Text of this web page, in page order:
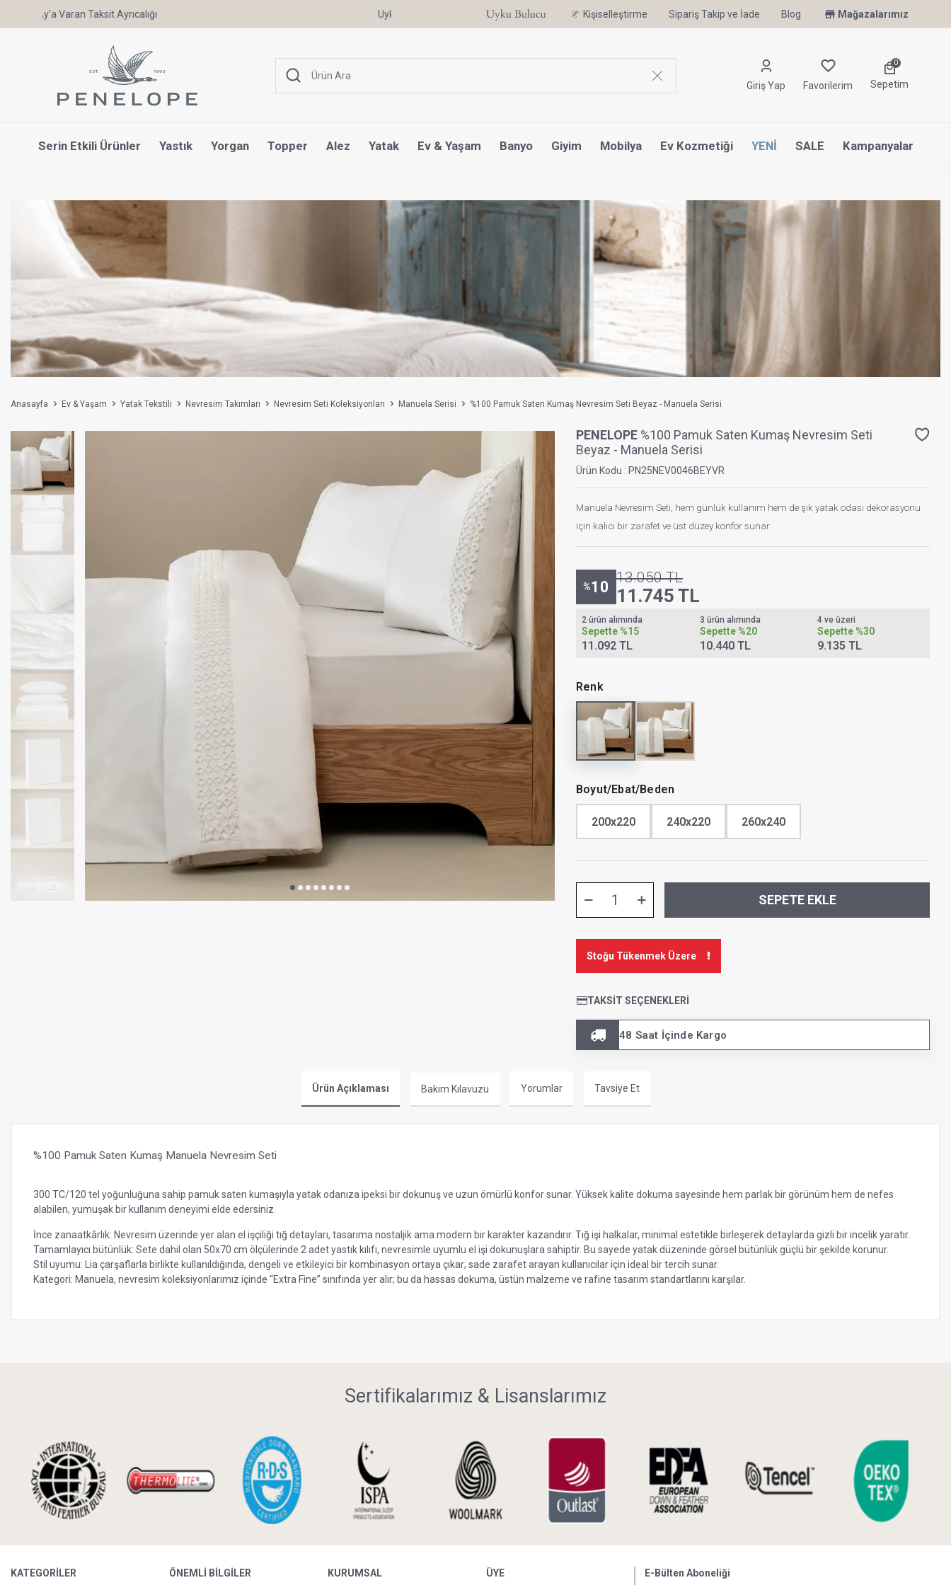
Uyku Uzmanı Othello Şimdi Penelope'de Kişiselleştirme Sipariş Takip ve İade Blog Mağazalarımız
Giriş Yap Favorilerim
0
Sepetim
Serin Etkili Ürünler Yastık Yorgan Topper Alez Yatak Ev & Yaşam Banyo Giyim Mobilya Ev Kozmetiği YENİ SALE Kampanyalar
Anasayfa Ev & Yaşam Yatak Tekstili Nevresim Takımları Nevresim Seti Koleksiyonları Manuela Serisi %100 Pamuk Saten Kumaş Nevresim Seti Beyaz - Manuela Serisi
PENELOPE %100 Pamuk Saten Kumaş Nevresim Seti
Beyaz - Manuela Serisi
Ürün Kodu : PN25NEV0046BEYVR
Manuela Nevresim Seti, hem günlük kullanım hem de şık yatak odası dekorasyonu
için kalıcı bir zarafet ve üst düzey konfor sunar.
%10
13.050TL
11.745 TL
2 ürün alımında
Sepette %15
11.092 TL
3 ürün alımında
Sepette %20
10.440 TL
4 ve üzeri
Sepette %30
9.135 TL
Renk
Boyut/Ebat/Beden
200x220 240x220 260x240
SEPETE EKLE
Stoğu Tükenmek Üzere
TAKSIT SEÇENEKLERI
48 Saat İçinde Kargo
Ürün Açıklaması Bakım Kılavuzu Yorumlar Tavsiye Et
%100 Pamuk Saten Kumaş Manuela Nevresim Seti
300 TC/120 tel yoğunluğuna sahip pamuk saten kumaşıyla yatak odanıza ipeksi bir dokunuş ve uzun ömürlü konfor sunar. Yüksek kalite dokuma sayesinde hem parlak bir görünüm hem de nefes
alabilen, yumuşak bir kullanım deneyimi elde edersiniz.
İnce zanaatkârlık: Nevresim üzerinde yer alan el işçiliği tığ detayları, tasarıma nostaljik ama modern bir karakter kazandırır. Tığ işi halkalar, minimal estetikle birleşerek detaylarda gizli bir incelik yaratır.
Tamamlayıcı bütünlük: Sete dahil olan 50x70 cm ölçülerinde 2 adet yastık kılıfı, nevresimle uyumlu el işi dokunuşlara sahiptir. Bu sayede yatak düzeninde görsel bütünlük güçlü bir şekilde korunur.
Stil uyumu: Lia çarşaflarla birlikte kullanıldığında, dengeli ve etkileyici bir kombinasyon ortaya çıkar; sade zarafet arayan kullanıcılar için ideal bir tercih sunar.
Kategori: Manuela, nevresim koleksiyonlarımız içinde “Extra Fine” sınıfında yer alır; bu da hassas dokuma, üstün malzeme ve rafine tasarım standartlarını karşılar.
Sertifikalarımız & Lisanslarımız
KATEGORILER ÖNEMLI BILGILER KURUMSAL ÜYE E-Bülten Aboneliği